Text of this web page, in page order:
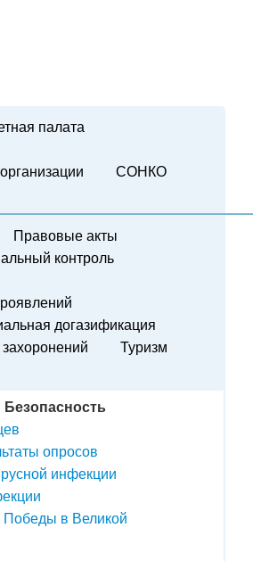
палата
СОНКО
Правовые акты
контроль
догазификация
Туризм
Безопасность
опросов
инфекции
в Великой